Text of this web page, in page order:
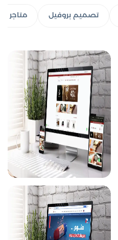
تصميم بروفيل متاجر